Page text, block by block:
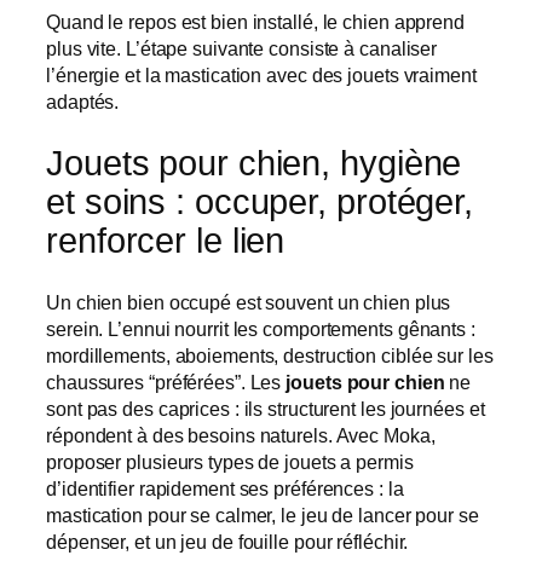
Quand le repos est bien installé, le chien apprend
plus vite. L’étape suivante consiste à canaliser
l’énergie et la mastication avec des jouets vraiment
adaptés.
Jouets pour chien, hygiène
et soins : occuper, protéger,
renforcer le lien
Un chien bien occupé est souvent un chien plus
serein. L’ennui nourrit les comportements gênants :
mordillements, aboiements, destruction ciblée sur les
chaussures “préférées”. Les jouets pour chien ne
sont pas des caprices : ils structurent les journées et
répondent à des besoins naturels. Avec Moka,
proposer plusieurs types de jouets a permis
d’identifier rapidement ses préférences : la
mastication pour se calmer, le jeu de lancer pour se
dépenser, et un jeu de fouille pour réfléchir.